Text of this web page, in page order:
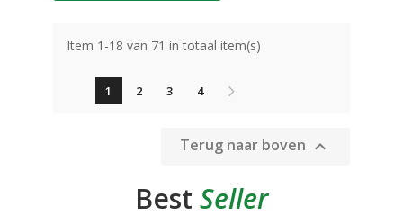
Item 1-18 van 71 in totaal item(s)
1 2 3 4
Terug naar boven 
Best Seller